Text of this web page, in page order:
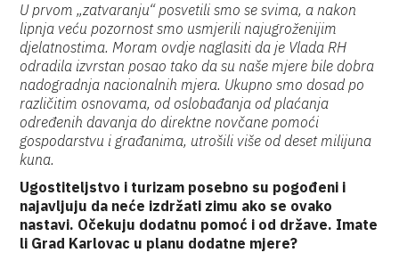
U prvom „zatvaranju“ posvetili smo se svima, a nakon
lipnja veću pozornost smo usmjerili najugroženijim
djelatnostima. Moram ovdje naglasiti da je Vlada RH
odradila izvrstan posao tako da su naše mjere bile dobra
nadogradnja nacionalnih mjera. Ukupno smo dosad po
različitim osnovama, od oslobađanja od plaćanja
određenih davanja do direktne novčane pomoći
gospodarstvu i građanima, utrošili više od deset milijuna
kuna.
Ugostiteljstvo i turizam posebno su pogođeni i
najavljuju da neće izdržati zimu ako se ovako
nastavi. Očekuju dodatnu pomoć i od države. Imate
li Grad Karlovac u planu dodatne mjere?